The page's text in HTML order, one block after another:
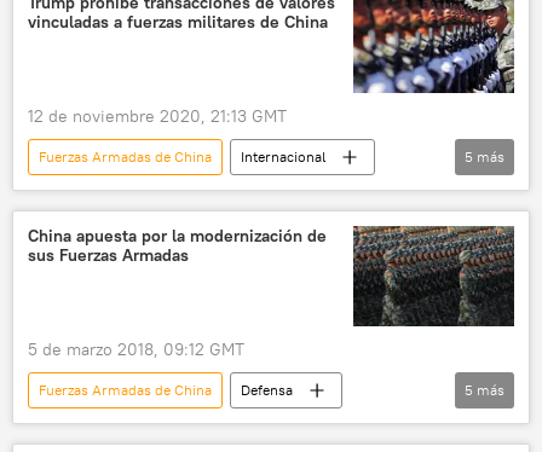
vinculadas a fuerzas militares de China
12 de noviembre 2020, 21:13 GMT
Fuerzas Armadas de China
Internacional
América del Norte
China
EEUU
🌏 Asia
noticias
5 más
China apuesta por la modernización de
sus Fuerzas Armadas
5 de marzo 2018, 09:12 GMT
Fuerzas Armadas de China
Defensa
Internacional
China
modernización
5 más